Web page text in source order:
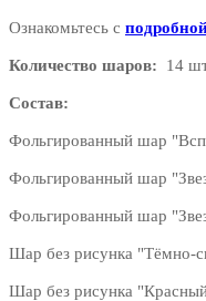
Ознакомьтесь с
Количество шаров: 14
Состав:
Фольгированный шар
Фольгированный шар
Фольгированный шар
Шар без рисунка "Тёмно-
Шар без рисунка